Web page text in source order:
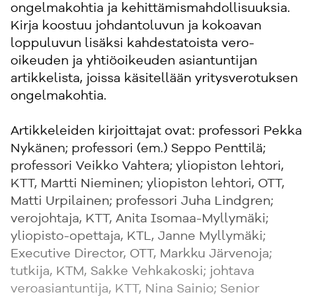
ongelmakohtia ja kehittämismahdollisuuksia.
Kirja koostuu johdantoluvun ja kokoavan
loppuluvun lisäksi kahdestatoista vero-
oikeuden ja yhtiöoikeuden asiantuntijan
artikkelista, joissa käsitellään yritysverotuksen
ongelmakohtia.
Artikkeleiden kirjoittajat ovat: professori Pekka
Nykänen; professori (em.) Seppo Penttilä;
professori Veikko Vahtera; yliopiston lehtori,
KTT, Martti Nieminen; yliopiston lehtori, OTT,
Matti Urpilainen; professori Juha Lindgren;
verojohtaja, KTT, Anita Isomaa-Myllymäki;
yliopisto-opettaja, KTL, Janne Myllymäki;
Executive Director, OTT, Markku Järvenoja;
tutkija, KTM, Sakke Vehkakoski; johtava
veroasiantuntija, KTT, Nina Sainio; Senior